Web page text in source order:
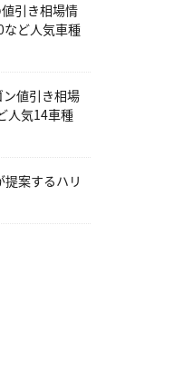
引き相場情
など人気車種
ン値引き相場
人気14車種
案するハリ